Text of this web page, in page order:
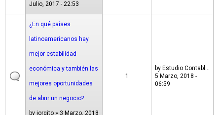
Julio, 2017 - 22:53
¿En qué países
latinoamericanos hay
mejor estabilidad
económica y también las
mejores oportunidades
de abrir un negocio?
by jorgito » 3 Marzo, 2018
1
by Estudio Contabl...
5 Marzo, 2018 -
06:59